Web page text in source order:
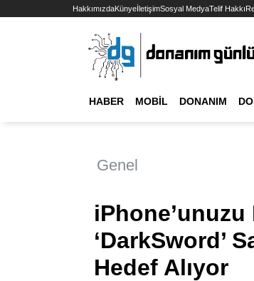
HakkımızdaKünyeİletişimSosyal MedyaTelif Hakkı
HABER MOBIL DONANIM
Genel
‘DarkSword’
Hedef Alıyor